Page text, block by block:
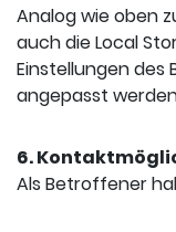
Analog wie oben
auch die Local
Einstellungen des
angepasst
6.
Als Betroffener